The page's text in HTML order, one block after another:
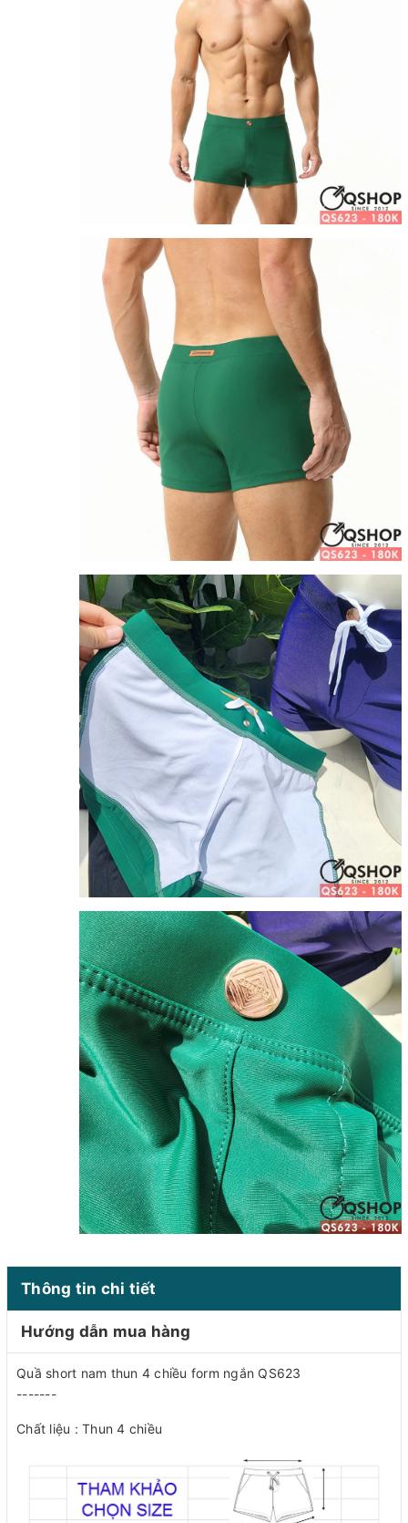
Thông tin chi tiết
Hướng dẫn mua hàng
Quầ short nam thun 4 chiều form ngắn QS623
-------
Chất liệu : Thun 4 chiều